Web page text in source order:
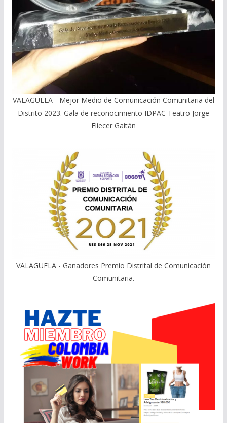
VALAGUELA - Mejor Medio de Comunicación Comunitaria del
Distrito 2023. Gala de reconocimiento IDPAC Teatro Jorge
Eliecer Gaitán
VALAGUELA - Ganadores Premio Distrital de Comunicación
Comunitaria.